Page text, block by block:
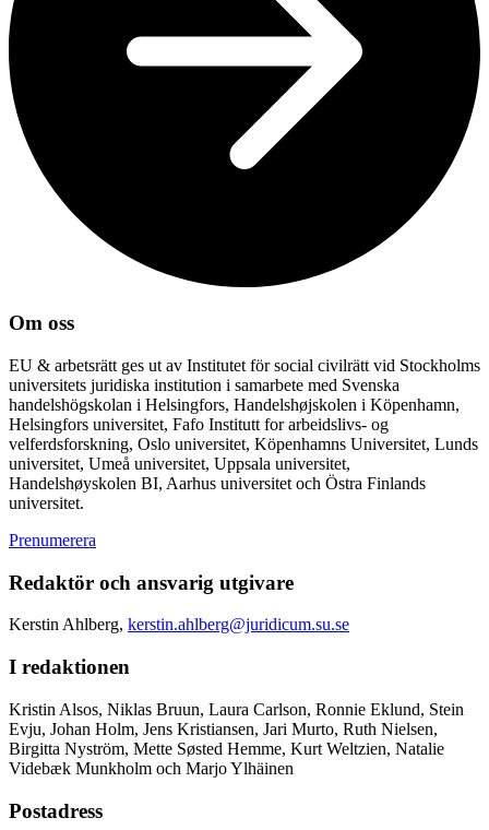
Om oss
EU & arbetsrätt ges ut av Institutet för social civilrätt vid Stockholms
universitets juridiska institution i samarbete med Svenska
handelshögskolan i Helsingfors, Handelshøjskolen i Köpenhamn,
Helsingfors universitet, Fafo Institutt for arbeidslivs- og
velferdsforskning, Oslo universitet, Köpenhamns Universitet, Lunds
universitet, Umeå universitet, Uppsala universitet,
Handelshøyskolen BI, Aarhus universitet och Östra Finlands
universitet.
Prenumerera
Redaktör och ansvarig utgivare
Kerstin Ahlberg, kerstin.ahlberg@juridicum.su.se
I redaktionen
Kristin Alsos, Niklas Bruun, Laura Carlson, Ronnie Eklund, Stein
Evju, Johan Holm, Jens Kristiansen, Jari Murto, Ruth Nielsen,
Birgitta Nyström, Mette Søsted Hemme, Kurt Weltzien, Natalie
Videbæk Munkholm och Marjo Ylhäinen
Postadress